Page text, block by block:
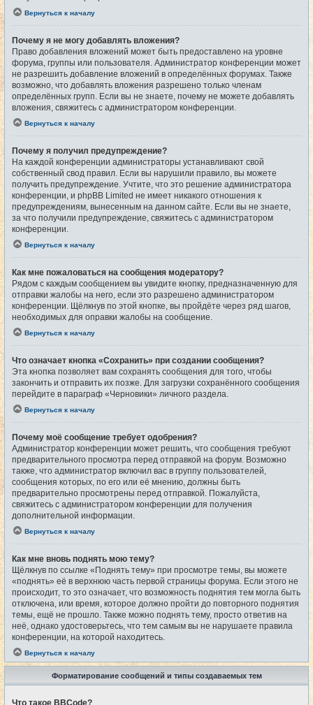
Вернуться к началу
Почему я не могу добавлять вложения?
Право добавления вложений может быть предоставлено на уровне
форума, группы или пользователя. Администратор конференции может
не разрешить добавление вложений в определённых форумах. Также
возможно, что добавлять вложения разрешено только членам
определённых групп. Если вы не знаете, почему не можете добавлять
вложения, свяжитесь с администратором конференции.
Вернуться к началу
Почему я получил предупреждение?
На каждой конференции администраторы устанавливают свой
собственный свод правил. Если вы нарушили правило, вы можете
получить предупреждение. Учтите, что это решение администратора
конференции, и phpBB Limited не имеет никакого отношения к
предупреждениям, вынесенным на данном сайте. Если вы не знаете,
за что получили предупреждение, свяжитесь с администратором
конференции.
Вернуться к началу
Как мне пожаловаться на сообщения модератору?
Рядом с каждым сообщением вы увидите кнопку, предназначенную для
отправки жалобы на него, если это разрешено администратором
конференции. Щёлкнув по этой кнопке, вы пройдёте через ряд шагов,
необходимых для оправки жалобы на сообщение.
Вернуться к началу
Что означает кнопка «Сохранить» при создании сообщения?
Эта кнопка позволяет вам сохранять сообщения для того, чтобы
закончить и отправить их позже. Для загрузки сохранённого сообщения
перейдите в параграф «Черновики» личного раздела.
Вернуться к началу
Почему моё сообщение требует одобрения?
Администратор конференции может решить, что сообщения требуют
предварительного просмотра перед отправкой на форум. Возможно
также, что администратор включил вас в группу пользователей,
сообщения которых, по его или её мнению, должны быть
предварительно просмотрены перед отправкой. Пожалуйста,
свяжитесь с администратором конференции для получения
дополнительной информации.
Вернуться к началу
Как мне вновь поднять мою тему?
Щёлкнув по ссылке «Поднять тему» при просмотре темы, вы можете
«поднять» её в верхнюю часть первой страницы форума. Если этого не
происходит, то это означает, что возможность поднятия тем могла быть
отключена, или время, которое должно пройти до повторного поднятия
темы, ещё не прошло. Также можно поднять тему, просто ответив на
неё, однако удостоверьтесь, что тем самым вы не нарушаете правила
конференции, на которой находитесь.
Вернуться к началу
Форматирование сообщений и типы создаваемых тем
Что такое BBCode?